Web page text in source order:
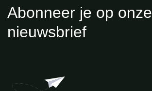
Abonneer je op onze
nieuwsbrief